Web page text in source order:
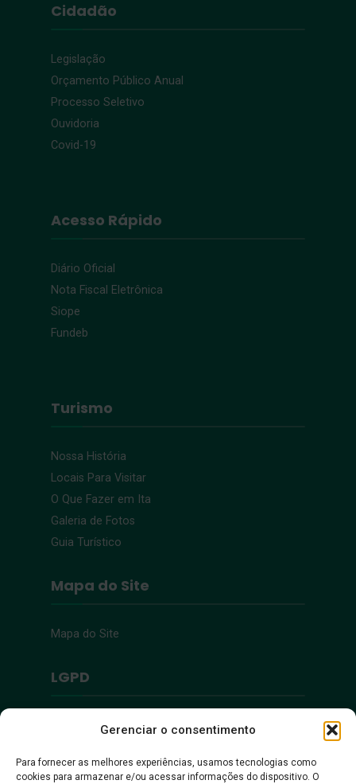
Gerenciar o consentimento
Para fornecer as melhores experiências, usamos tecnologias como
cookies para armazenar e/ou acessar informações do dispositivo. O
Cidadão
Legislação
Orçamento Público Anual
Processo Seletivo
Ouvidoria
Covid-19
Acesso Rápido
Diário Oficial
Nota Fiscal Eletrônica
Siope
Fundeb
Turismo
Nossa História
Locais Para Visitar
O Que Fazer em Ita
Galeria de Fotos
Guia Turístico
Mapa do Site
Mapa do Site
LGPD
Política de Privacidade
Acessibilidade